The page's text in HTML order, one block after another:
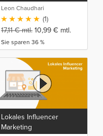
Komplette Marketing,
SEO, SEA und
Kundenakquise Kurs
Leon Chaudhari
(1)
17,11€mtl. 10,99 € mtl.
Sie sparen 36 %
Lokales Influencer
Marketing